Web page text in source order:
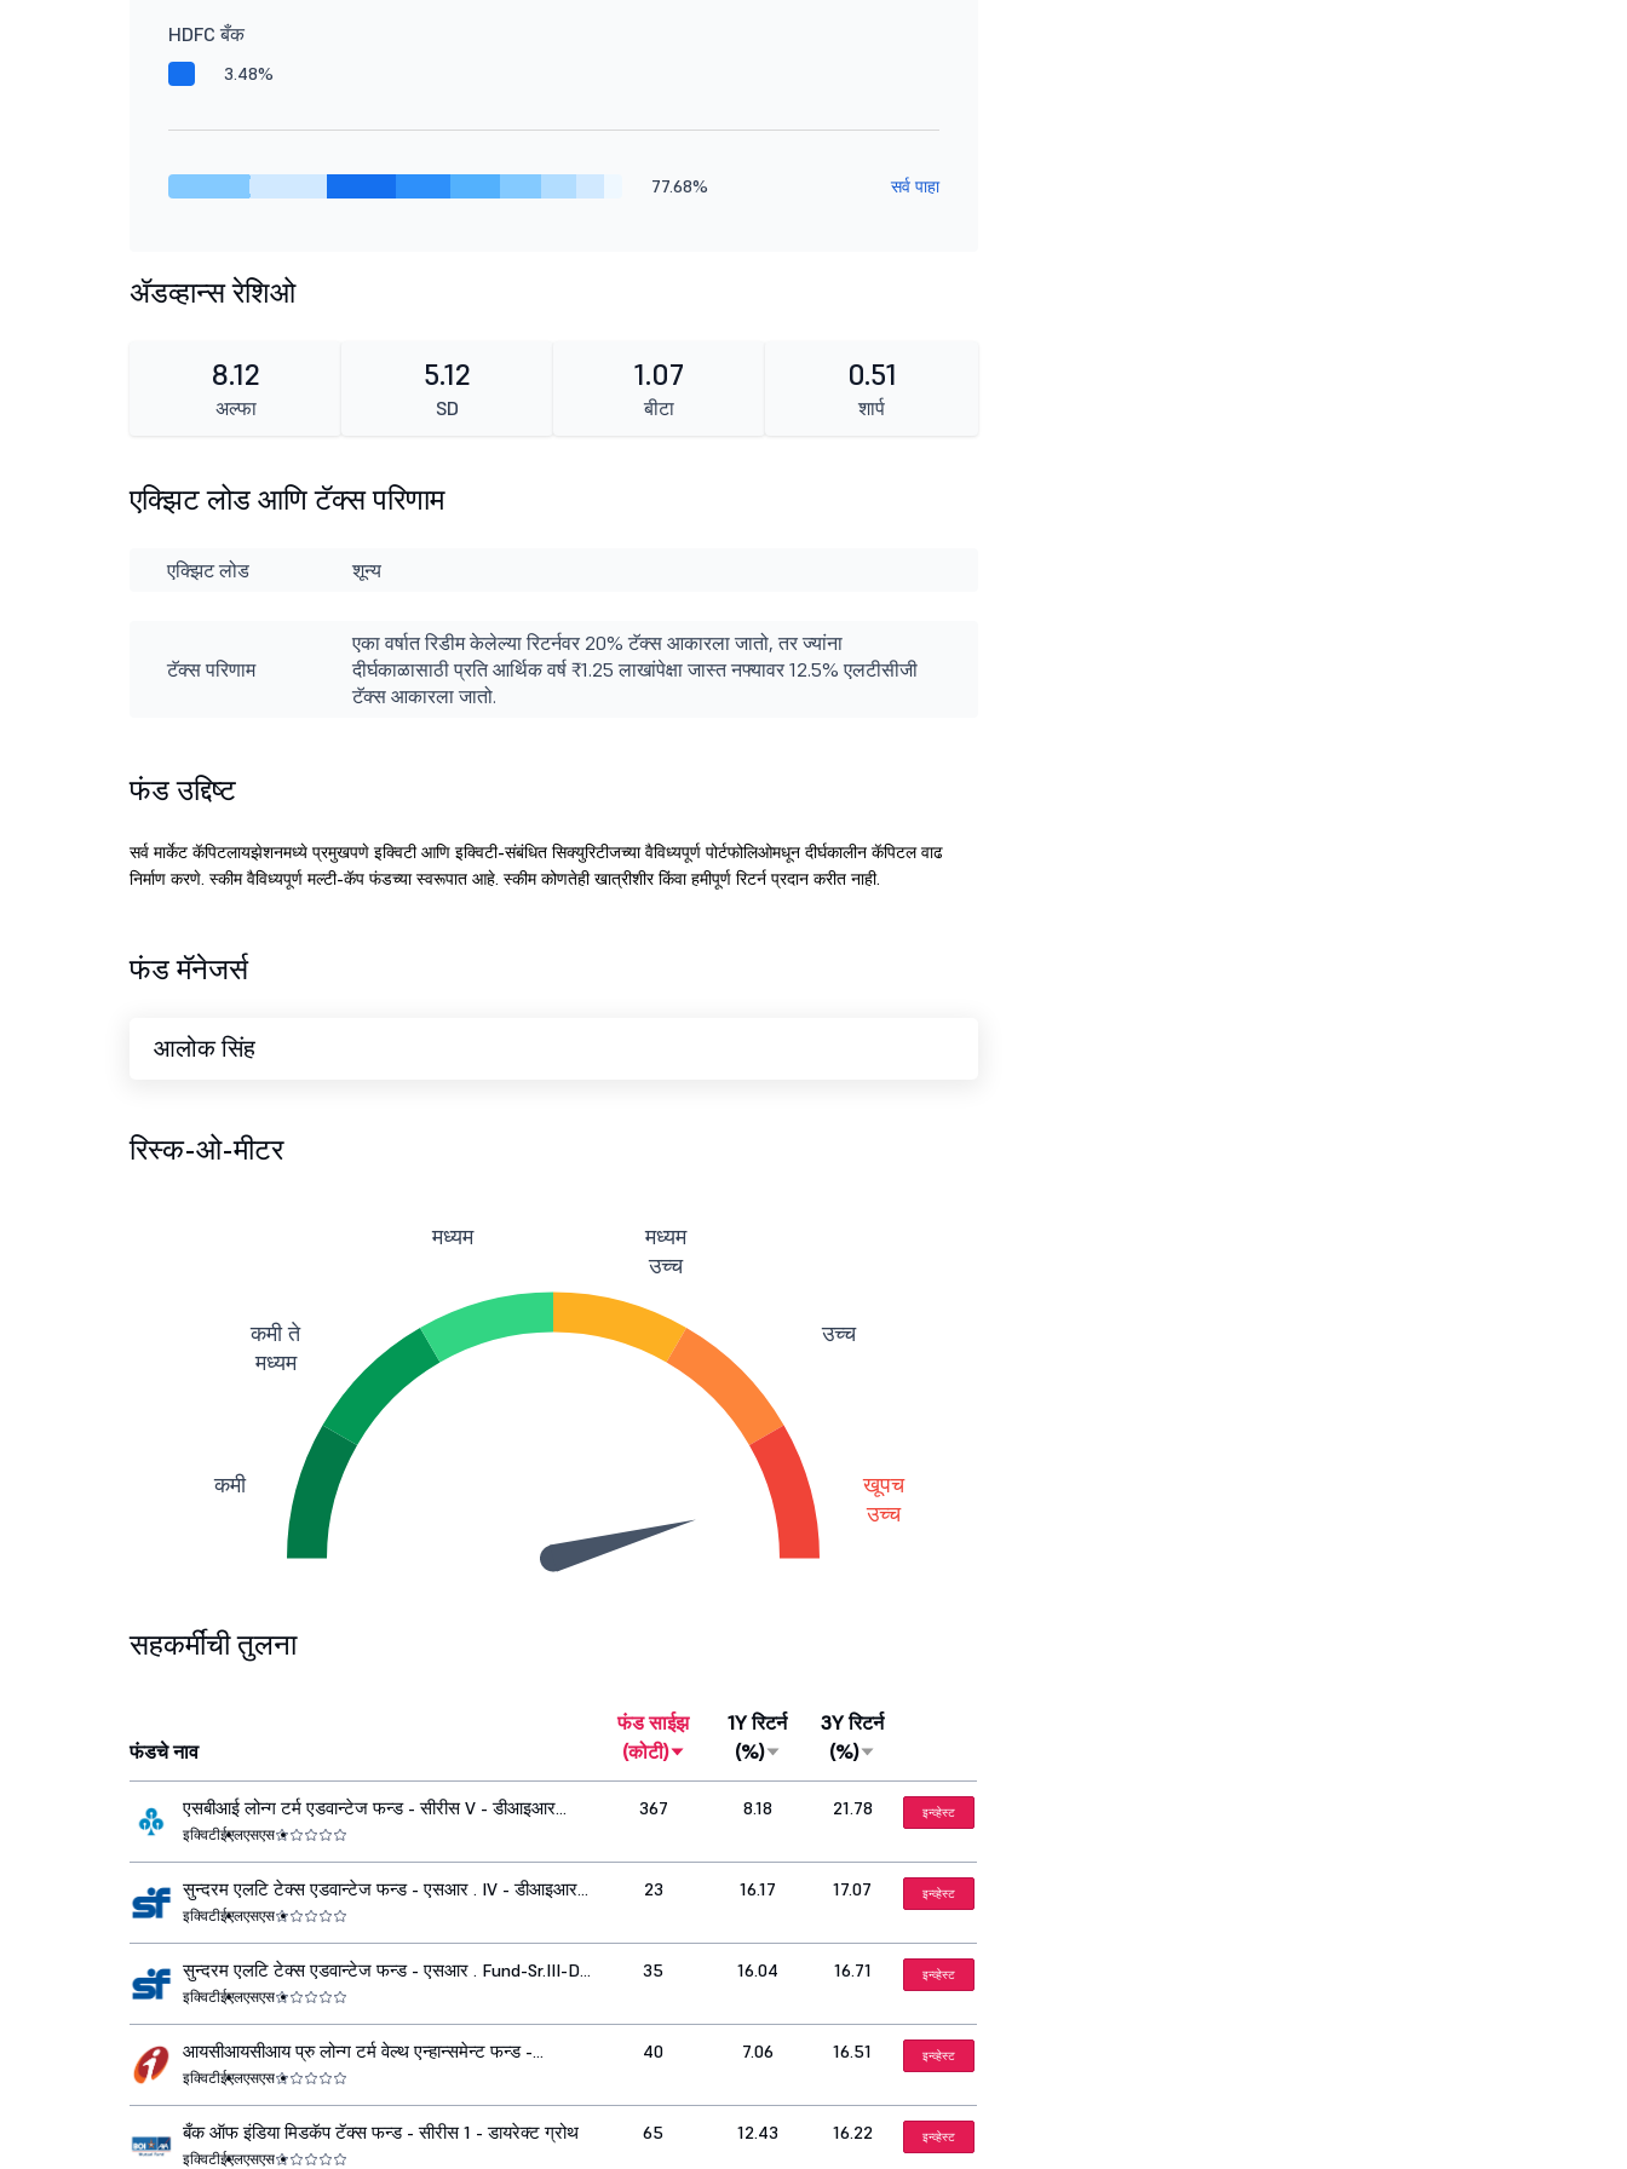
HDFC बँक
3.48%
77.68% सर्व पाहा
ॲडव्हान्स रेशिओ
8.12
अल्फा
5.12
SD
1.07
बीटा
0.51
शार्प
एक्झिट लोड आणि टॅक्स परिणाम
एक्झिट लोड शून्य
टॅक्स परिणाम
एका वर्षात रिडीम केलेल्या रिटर्नवर 20% टॅक्स आकारला जातो, तर ज्यांना
दीर्घकाळासाठी प्रति आर्थिक वर्ष ₹1.25 लाखांपेक्षा जास्त नफ्यावर 12.5% एलटीसीजी
टॅक्स आकारला जातो.
फंड उद्दिष्ट
सर्व मार्केट कॅपिटलायझेशनमध्ये प्रमुखपणे इक्विटी आणि इक्विटी-संबंधित सिक्युरिटीजच्या वैविध्यपूर्ण पोर्टफोलिओमधून दीर्घकालीन कॅपिटल वाढ
निर्माण करणे. स्कीम वैविध्यपूर्ण मल्टी-कॅप फंडच्या स्वरूपात आहे. स्कीम कोणतेही खात्रीशीर किंवा हमीपूर्ण रिटर्न प्रदान करीत नाही.
फंड मॅनेजर्स
आलोक सिंह
रिस्क-ओ-मीटर
कमी
कमी ते
मध्यम
मध्यम
मध्यम
उच्च
उच्च
खूपच
उच्च
सहकर्मींची तुलना
फंडचे नाव
फंड साईझ
(कोटी)
1Y रिटर्न
(%)
3Y रिटर्न
(%)
एसबीआई लोन्ग टर्म एडवान्टेज फन्ड - सीरीस V - डीआइआर
ग्रोथ
इक्विटीईएलएसएस
367 8.18 21.78 इन्व्हेस्ट
सुन्दरम एलटि टेक्स एडवान्टेज फन्ड - एसआर . IV - डीआइआर
ग्रोथ
इक्विटीईएलएसएस
23 16.17 17.07 इन्व्हेस्ट
सुन्दरम एलटि टेक्स एडवान्टेज फन्ड - एसआर . Fund-Sr.III-Dir
- डीआइआर ग्रोथ
इक्विटीईएलएसएस
35 16.04 16.71 इन्व्हेस्ट
आयसीआयसीआय प्रु लोन्ग टर्म वेल्थ एन्हान्समेन्ट फन्ड -
डीआइआर ग्रोथ
इक्विटीईएलएसएस
40 7.06 16.51 इन्व्हेस्ट
बँक ऑफ इंडिया मिडकॅप टॅक्स फन्ड - सीरीस 1 - डायरेक्ट ग्रोथ
इक्विटीईएलएसएस
65 12.43 16.22 इन्व्हेस्ट